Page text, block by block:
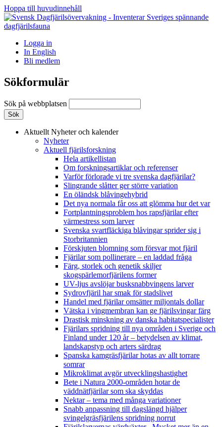
Hoppa till huvudinnehåll
Logga in
In English
Bli medlem
Sökformulär
Sök på webbplatsen
Aktuellt Nyheter och kalender
Nyheter
Aktuell fjärilsforskning
Hela artikellistan
Om forskningsartiklar och referenser
Varför förlorade vi tre svenska dagfjärilar?
Slingrande slåtter ger större variation
En öländsk blåvingehybrid
Det nya normala får oss att glömma hur det var
Fortplantningsproblem hos rapsfjärilar efter
värmestress som larver
Svenska svartfläckiga blåvingar sprider sig i
Storbritannien
Förskjuten blomning som försvar mot fjäril
Fjärilar som pollinerare – en laddad fråga
Färg, storlek och genetik skiljer
skogspärlemorfjärilens former
UV-ljus avslöjar busksnabbvingens larver
Sydrovfjäril har smak för stadslivet
Handel med fjärilar omsätter miljontals dollar
Vätska i vingmembran kan ge fjärilsvingar färg
Drastisk minskning av danska habitatspecialister
Fjärilars spridning till nya områden i Sverige och
Finland under 120 år– betydelsen av klimat,
landskapstyp och arters särdrag
Spanska kamgräsfjärilar hotas av allt torrare
somrar
Mikroklimat avgör utvecklingshastighet
Bete i Natura 2000-områden hotar de
väddnätfjärilar som ska skyddas
Nektar – tema med många variationer
Snabb anpassning till dagslängd hjälper
svingelgräsfjärilens spridning norrut